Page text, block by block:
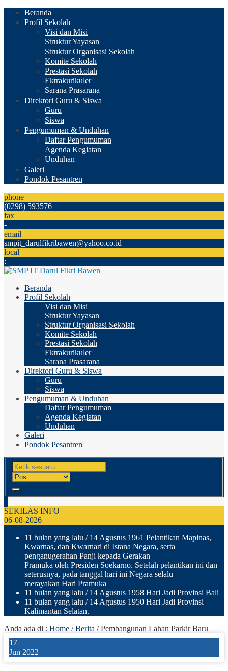
Beranda
Profil Sekolah
Visi dan Misi
Struktur Yayasan
Struktur Organisasi Sekolah
Komite Sekolah
Prestasi Sekolah
Ektrakurikuler
Sarana Prasarana
Direktori Guru & Siswa
Guru
Siswa
Pengumuman & Unduhan
Daftar Pengumuman
Agenda Kegiatan
Unduhan
Galeri
Pondok Pesantren
phone
(0298) 593576
fax
-
email
smpit_darulfikribawen@yahoo.co.id
local
:
Beranda
Profil Sekolah
Visi dan Misi
Struktur Yayasan
Struktur Organisasi Sekolah
Komite Sekolah
Prestasi Sekolah
Ektrakurikuler
Sarana Prasarana
Direktori Guru & Siswa
Guru
Siswa
Pengumuman & Unduhan
Daftar Pengumuman
Agenda Kegiatan
Unduhan
Galeri
Pondok Pesantren
SEKILAS INFO
06-08-2026
11 bulan yang lalu / 14 Agustus 1961 Pelantikan Mapinas,
Kwarnas, dan Kwarnari di Istana Negara, serta
penganugerahan Panji kepada Gerakan
Pramuka oleh Presiden Soekarno. Setelah pelantikan ini dan
seterusnya, pada tanggal hari ini Negara selalu
merayakan Hari Pramuka
11 bulan yang lalu / 14 Agustus 1958 Hari Jadi Provinsi Bali
11 bulan yang lalu / 14 Agustus 1950 Hari Jadi Provinsi
Kalimantan Selatan.
Anda ada di : Home /Berita /Pembangunan Lahan Parkir Baru
17
Jun 2022